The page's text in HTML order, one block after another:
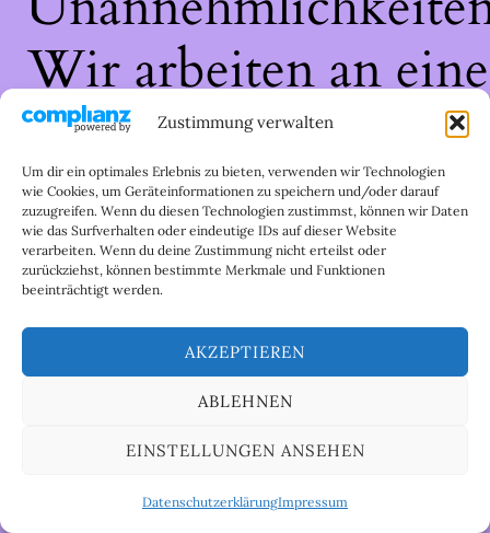
Zustimmung verwalten
Um dir ein optimales Erlebnis zu bieten, verwenden wir Technologien
wie Cookies, um Geräteinformationen zu speichern und/oder darauf
zuzugreifen. Wenn du diesen Technologien zustimmst, können wir Daten
wie das Surfverhalten oder eindeutige IDs auf dieser Website
verarbeiten. Wenn du deine Zustimmung nicht erteilst oder
zurückziehst, können bestimmte Merkmale und Funktionen
beeinträchtigt werden.
AKZEPTIEREN
ABLEHNEN
EINSTELLUNGEN ANSEHEN
DatenschutzerklärungImpressum
Wir arbeiten an
großartigen Sache
schau bald wieder
vorbei!